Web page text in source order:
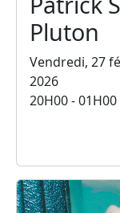
Pluton
Vendredi, 27
2026
20H00 - 01H00